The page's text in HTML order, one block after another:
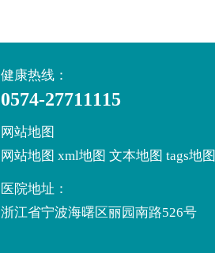
健康热线：
0574-27711115
网站地图
网站地图 xml地图 文本地图 tags地图
医院地址：
浙江省宁波海曙区丽园南路526号